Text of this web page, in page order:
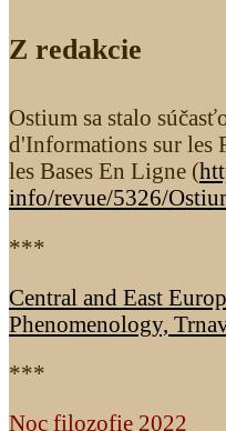
Z redakcie
Ostium sa stalo
d'Informations sur les
les Bases En Ligne (
info/revue/5326/
***
Central and East
Phenomenology,
***
Noc filozofie 2022